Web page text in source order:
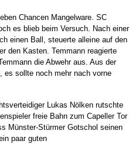
Chancen Mangelware. SC
es blieb beim Versuch. Nach einer
einen Ball, steuerte alleine auf den
den Kasten. Temmann reagierte
die Abwehr aus. Aus der
es sollte noch mehr nach vorne
Lukas Nölken rutschte
freie Bahn zum Capeller Tor
Münster-Stürmer Gotschol seinen
paar guten